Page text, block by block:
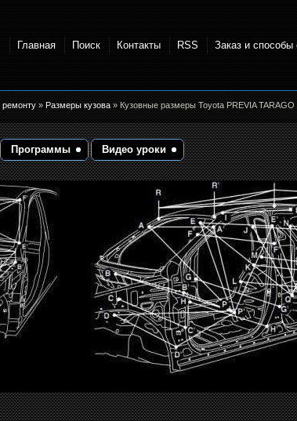
Главная Поиск Контакты RSS Заказ и способы
ремонту»Размеры кузова» Кузовные размеры Toyota PREVIA TARAGO
Программы Видео уроки